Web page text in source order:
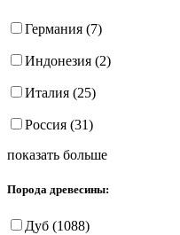
Германия (7)
Индонезия (2)
Италия (25)
Россия (31)
показать больше
Порода древесины:
Дуб (1088)